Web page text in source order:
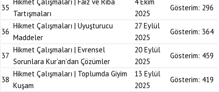
35
Tartışmaları
2025
Gösterim: 296
36
Hikmet Çalışmaları | Uyuşturucu
Maddeler
27 Eylül
2025
Gösterim: 364
37
Hikmet Çalışmaları | Evrensel
Sorunlara Kur’an’dan Çözümler
20 Eylül
2025
Gösterim: 459
38
Hikmet Çalışmaları | Toplumda Giyim
Kuşam
13 Eylül
2025
Gösterim: 419